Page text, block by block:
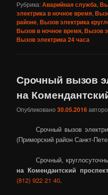
Рубрика:Аварийная служба,
электрика в ночное время,
районе,Вызов электрика
Вызов в ночное время, Вызов
Вызов электрика 24 часа
Срочный вызов
на
Опубликовано30.05.2016
Срочный вызов
(Приморский район Санкт-
Срочный,
на Комендантский проспект
(812) 922 21 40.